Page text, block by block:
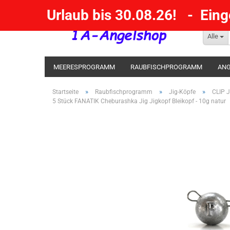
Alle
Urlaub bis 30.08.26! -
MEERESPROGRAMM RAUBFISCHPROGRAMM
KESCHER / SENKE / GAFF POSEN SBIRULINOS
Startseite » Raubfischprogramm » Jig-Köpfe » CLIP
5 Stück FANATIK Cheburashka Jig Jigkopf Bleikopf - 10g natur